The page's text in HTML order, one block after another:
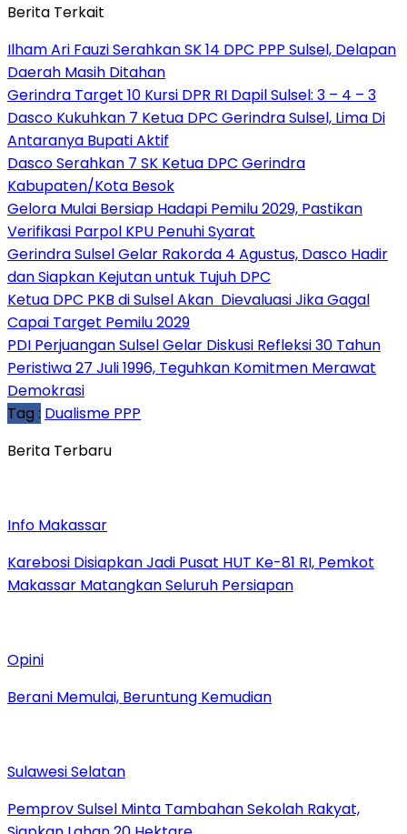
Berita Terkait
Ilham Ari Fauzi Serahkan SK 14 DPC PPP Sulsel, Delapan
Daerah Masih Ditahan
Gerindra Target 10 Kursi DPR RI Dapil Sulsel: 3 – 4 – 3
Dasco Kukuhkan 7 Ketua DPC Gerindra Sulsel, Lima Di
Antaranya Bupati Aktif
Dasco Serahkan 7 SK Ketua DPC Gerindra
Kabupaten/Kota Besok
Gelora Mulai Bersiap Hadapi Pemilu 2029, Pastikan
Verifikasi Parpol KPU Penuhi Syarat
Gerindra Sulsel Gelar Rakorda 4 Agustus, Dasco Hadir
dan Siapkan Kejutan untuk Tujuh DPC
Ketua DPC PKB di Sulsel Akan Dievaluasi Jika Gagal
Capai Target Pemilu 2029
PDI Perjuangan Sulsel Gelar Diskusi Refleksi 30 Tahun
Peristiwa 27 Juli 1996, Teguhkan Komitmen Merawat
Demokrasi
Tag : Dualisme PPP
Berita Terbaru
Info Makassar
Karebosi Disiapkan Jadi Pusat HUT Ke-81 RI, Pemkot
Makassar Matangkan Seluruh Persiapan
Opini
Berani Memulai, Beruntung Kemudian
Sulawesi Selatan
Pemprov Sulsel Minta Tambahan Sekolah Rakyat,